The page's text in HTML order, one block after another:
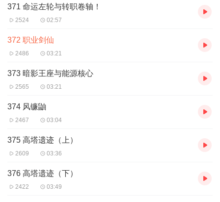
371 命运左轮与转职卷轴！
2524 02:57
372 职业剑仙
2486 03:21
373 暗影王座与能源核心
2565 03:21
374 风镰鼬
2467 03:04
375 高塔遗迹（上）
2609 03:36
376 高塔遗迹（下）
2422 03:49